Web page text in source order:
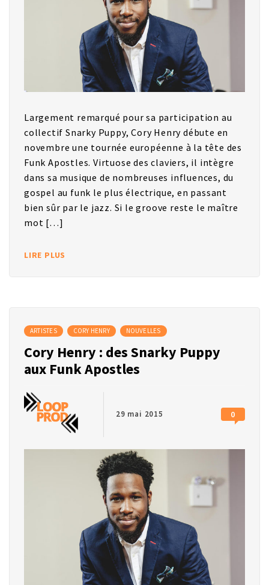
Largement remarqué pour sa participation au
collectif Snarky Puppy, Cory Henry débute en
novembre une tournée européenne à la tête des
Funk Apostles. Virtuose des claviers, il intègre
dans sa musique de nombreuses influences, du
gospel au funk le plus électrique, en passant
bien sûr par le jazz. Si le groove reste le maître
mot […]
LIRE PLUS
ARTISTES CORY HENRY NOUVELLES
Cory Henry : des Snarky Puppy
aux Funk Apostles
29 mai 2015 0